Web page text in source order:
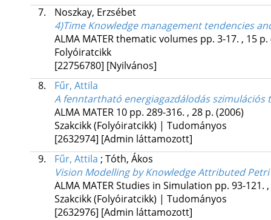
7.
Noszkay, Erzsébet
4)Time Knowledge management tendencies
ALMA MATERthematic volumes pp. 3-17. , 15 p.
Folyóiratcikk
[22756780] [Nyilvános]
8.
Fűr, Attila
A fenntartható energiagazdálodás szimulációs
ALMA MATER 10 pp. 289-316. , 28 p. (2006)
Szakcikk (Folyóiratcikk) | Tudományos
[2632974] [Admin láttamozott]
9.
Fűr, Attila ; Tóth, Ákos
Vision Modelling by Knowledge Attributed
ALMA MATERStudies in Simulation pp. 93-121.
Szakcikk (Folyóiratcikk) | Tudományos
[2632976] [Admin láttamozott]